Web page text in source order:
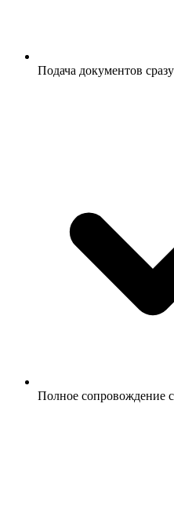
Подача документов
Полное сопровождение